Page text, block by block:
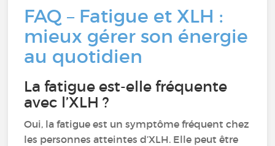
FAQ – Fatigue et XLH :
mieux gérer son énergie
au quotidien
La fatigue est-elle fréquente
avec l’XLH ?
Oui, la fatigue est un symptôme fréquent chez
les personnes atteintes d’XLH. Elle peut être